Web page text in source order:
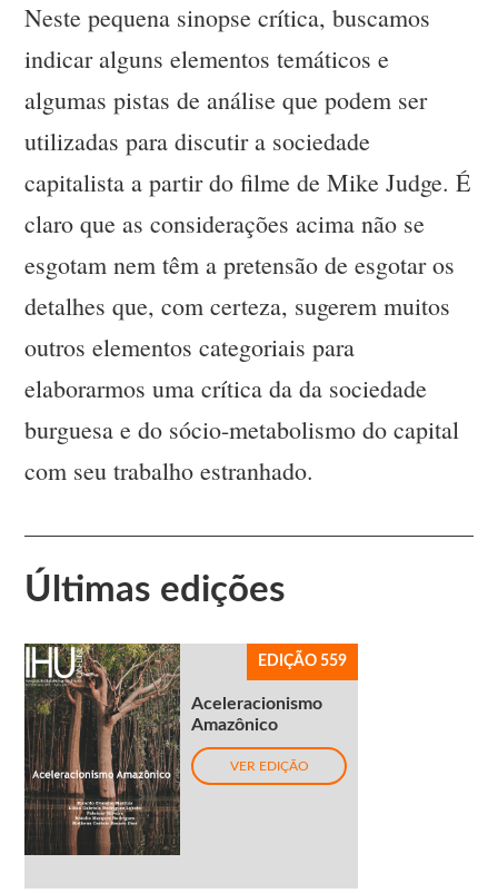
Neste pequena sinopse crítica, buscamos
indicar alguns elementos temáticos e
algumas pistas de análise que podem ser
utilizadas para discutir a sociedade
capitalista a partir do filme de Mike Judge. É
claro que as considerações acima não se
esgotam nem têm a pretensão de esgotar os
detalhes que, com certeza, sugerem muitos
outros elementos categoriais para
elaborarmos uma crítica da da sociedade
burguesa e do sócio-metabolismo do capital
com seu trabalho estranhado.
Últimas edições
EDIÇÃO 559
Aceleracionismo
Amazônico
VER EDIÇÃO